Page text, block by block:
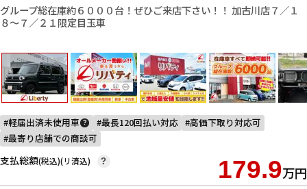
グループ総在庫約６０００台！ぜひご来店下さい！！ 加古川店７／１
８〜７／２１限定目玉車
軽届出済未使用車 ? 最長120回払い対応
高価下取り対応可
最寄り店舗での商談可
支払総額(税込)(リ済込) 179.9万円
?